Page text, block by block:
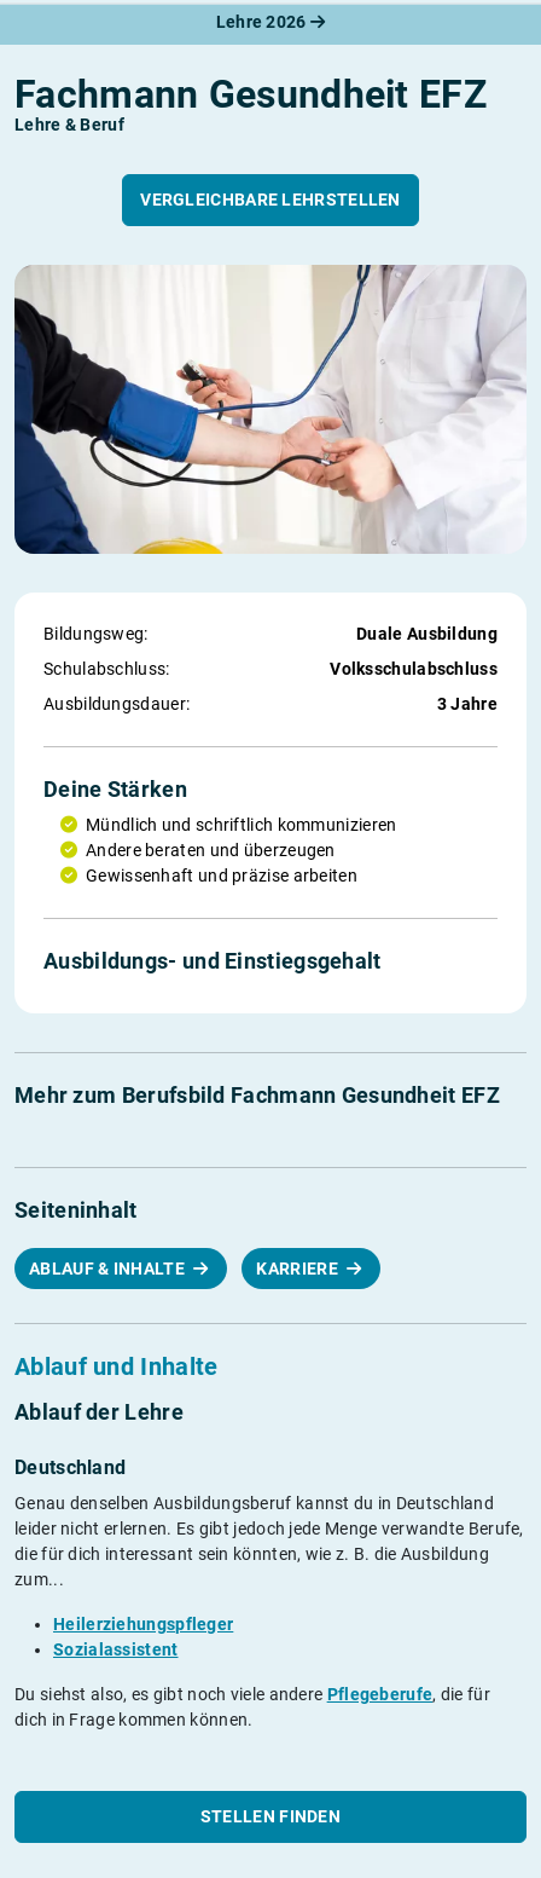
Lehre 2026
Fachmann Gesundheit EFZ
Lehre & Beruf
VERGLEICHBARE LEHRSTELLEN
Bildungsweg:
Duale Ausbildung
Schul­abschluss:
Volksschulabschluss
Ausbildungs­dauer:
3 Jahre
Deine Stärken
Mündlich und schriftlich kommunizieren
Andere beraten und überzeugen
Gewissenhaft und präzise arbeiten
Ausbildungs- und Einstiegs­gehalt
Mehr zum Berufsbild Fachmann Gesundheit EFZ
Seiteninhalt
ABLAUF & INHALTE KARRIERE
Ablauf und Inhalte
Ablauf der Lehre
Deutschland
Genau denselben Ausbildungsberuf kannst du in Deutschland
leider nicht erlernen. Es gibt jedoch jede Menge verwandte Berufe,
die für dich interessant sein könnten, wie z. B. die Ausbildung
zum...
Heilerziehungspfleger
Sozialassistent
Du siehst also, es gibt noch viele andere Pflegeberufe, die für
dich in Frage kommen können.
STELLEN FINDEN